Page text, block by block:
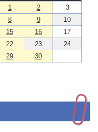
1
2
3
8 9
10
15 16
17
22 23
24
29 30